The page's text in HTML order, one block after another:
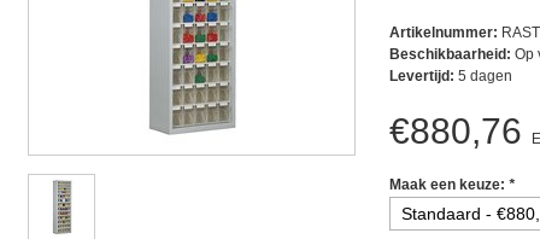
Artikelnummer:
Beschikbaarheid: Op
Levertijd: 5 dagen
€880,76
Maak een keuze: *